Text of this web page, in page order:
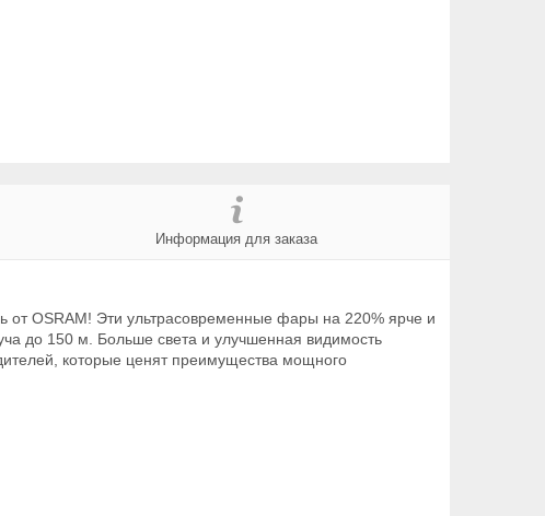
Информация для заказа
OSRAM! Эти ультрасовременные фары на 220% ярче и
до 150 м. Больше света и улучшенная видимость
которые ценят преимущества мощного